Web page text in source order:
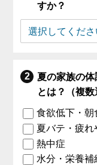
すか？
夏の家族の体
とは？（複数
食欲低下・朝
夏バテ・疲れ
熱中症
水分・栄養補